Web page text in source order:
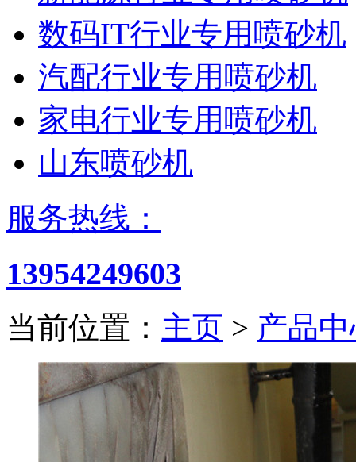
数码IT行业专用喷砂机
汽配行业专用喷砂机
家电行业专用喷砂机
山东喷砂机
服务热线：
13954249603
当前位置： 主页 > 产品